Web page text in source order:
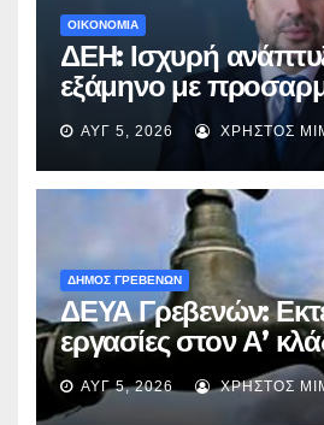
ΟΙΚΟΝΟΜΙΑ
ΔΕΗ: Ισχυρή
εξάμηνο με
EBITDA στα €1,2
ΑΥΓ 5, 2026 ΧΡΉΣΤΟΣ
ΔΗΜΟΣ ΓΡΕΒΕΝΩΝ
ΔΕΥΑ Γρεβενών:
εργασίες στον Α’
ύδρευσης – Ποιες
επηρεάζονται την
ΑΥΓ 5, 2026 ΧΡΉΣΤΟΣ